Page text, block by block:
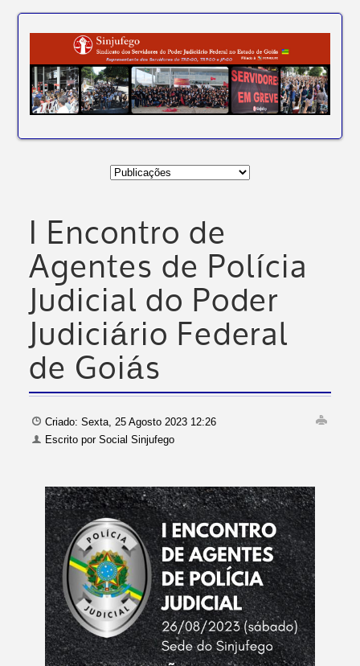
I Encontro de
Agentes de Polícia
Judicial do Poder
Judiciário Federal
de Goiás
Criado: Sexta, 25 Agosto 2023 12:26
Escrito porSocial Sinjufego